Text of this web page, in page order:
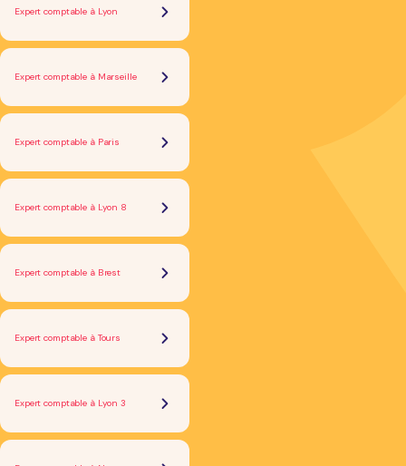
Expert comptable à Lyon
Expert comptable à Marseille
Expert comptable à Paris
Expert comptable à Lyon 8
Expert comptable à Brest
Expert comptable à Tours
Expert comptable à Lyon 3